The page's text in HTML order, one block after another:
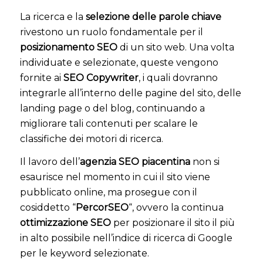
La ricerca e la selezione delle parole chiave
rivestono un ruolo fondamentale per il
posizionamento SEOdi un sito web. Una volta
individuate e selezionate, queste vengono
fornite ai SEO Copywriter, i quali dovranno
integrarle all’interno delle pagine del sito, delle
landing page o del blog, continuando a
migliorare tali contenuti per scalare le
classifiche dei motori di ricerca.
Il lavoro dell’agenzia SEO piacentinanon si
esaurisce nel momento in cui il sito viene
pubblicato online, ma prosegue con il
cosiddetto “PercorSEO“, ovvero la continua
ottimizzazione SEOper posizionare il sito il più
in alto possibile nell’indice di ricerca di Google
per le keyword selezionate.